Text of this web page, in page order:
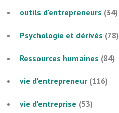
outils d'entrepreneurs (34)
Psychologie et dérivés (78)
Ressources humaines (84)
vie d'entrepreneur (116)
vie d'entreprise (53)